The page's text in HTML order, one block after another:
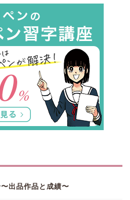
出品作品と成績〜